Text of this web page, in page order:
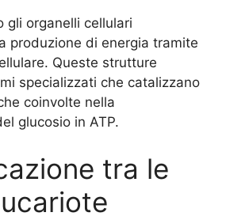
gli organelli cellulari
produzione di energia tramite
Queste strutture
specializzati che catalizzano
coinvolte nella
glucosio in ATP.
tra le